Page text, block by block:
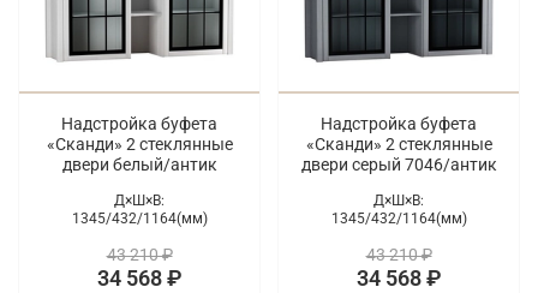
Надстройка буфета
«Сканди» 2 стеклянные
двери белый/антик
Д×Ш×В:
1345/432/1164(мм)
43 210 ₽
34 568 ₽
Надстройка буфета
«Сканди» 2 стеклянные
двери серый 7046/антик
Д×Ш×В:
1345/432/1164(мм)
43 210 ₽
34 568 ₽